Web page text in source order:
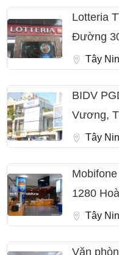
Lotteria
Đường
Tây
BIDV
Vương,
Tây
1280
Tây
Văn